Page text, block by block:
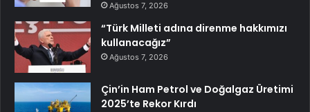
Ağustos 7, 2026
“Türk Milleti adına direnme hakkımızı
kullanacağız”
Ağustos 7, 2026
Çin’in Ham Petrol ve Doğalgaz Üretimi
2025’te Rekor Kırdı